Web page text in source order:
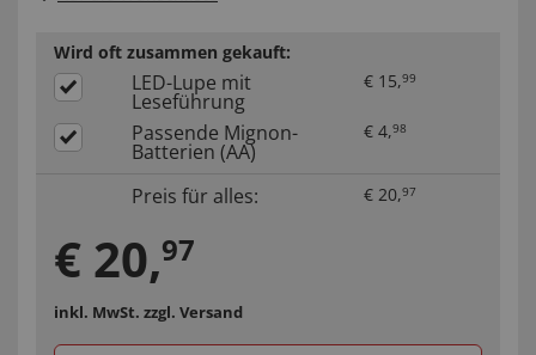
Wird oft zusammen gekauft:
LED-Lupe mit
Leseführung
€ 15,99
Passende Mignon-
Batterien (AA)
€ 4,98
Preis für alles: € 20,97
€ 20,97
inkl. MwSt. zzgl. Versand